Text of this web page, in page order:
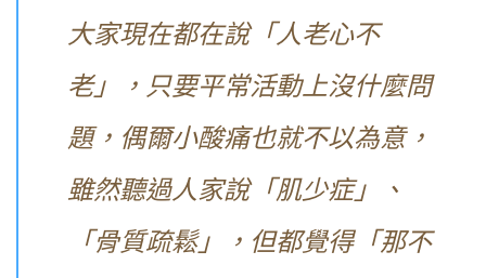
大家現在都在說「人老心不
老」，只要平常活動上沒什麼問
題，偶爾小酸痛也就不以為意，
雖然聽過人家說「肌少症」、
「骨質疏鬆」，但都覺得「那不